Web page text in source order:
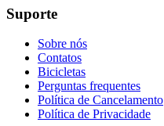
Suporte
Sobre nós
Contatos
Bicicletas
Perguntas frequentes
Política de Cancelamento
Política de Privacidade